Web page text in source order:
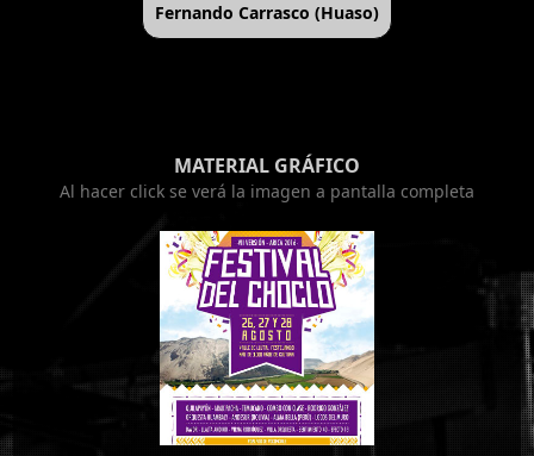
Fernando Carrasco (Huaso)
MATERIAL GRÁFICO
Al hacer click se verá la imagen a pantalla completa